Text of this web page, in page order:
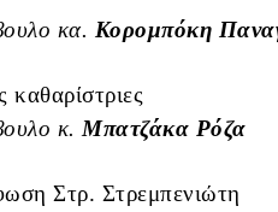
κα. Κορομπόκη
καθαρίστριες
κ. Μπατζάκα Ρόζα
Στρ. Στρεμπενιώτη